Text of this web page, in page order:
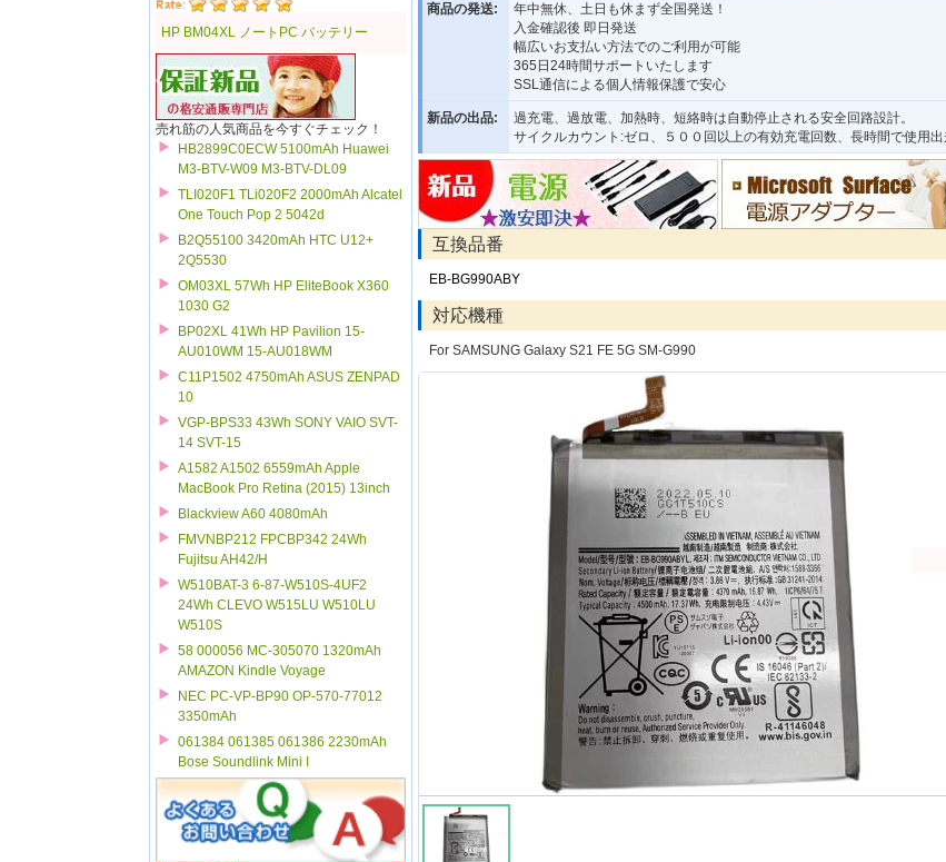
HP BM04XL ノートPC バッテリー
売れ筋の人気商品を今すぐチェック！
HB2899C0ECW 5100mAh Huawei
M3-BTV-W09 M3-BTV-DL09
TLI020F1 TLi020F2 2000mAh Alcatel
One Touch Pop 2 5042d
B2Q55100 3420mAh HTC U12+
2Q5530
OM03XL 57Wh HP EliteBook X360
1030 G2
BP02XL 41Wh HP Pavilion 15-
AU010WM 15-AU018WM
C11P1502 4750mAh ASUS ZENPAD
10
VGP-BPS33 43Wh SONY VAIO SVT-
14 SVT-15
A1582 A1502 6559mAh Apple
MacBook Pro Retina (2015) 13inch
Blackview A60 4080mAh
FMVNBP212 FPCBP342 24Wh
Fujitsu AH42/H
W510BAT-3 6-87-W510S-4UF2
24Wh CLEVO W515LU W510LU
W510S
58 000056 MC-305070 1320mAh
AMAZON Kindle Voyage
NEC PC-VP-BP90 OP-570-77012
3350mAh
061384 061385 061386 2230mAh
Bose Soundlink Mini I
商品の発送:
年中無休、土日も休まず全国発送！
入金確認後 即日発送
幅広いお支払い方法でのご利用が可能
365日24時間サポートいたします
SSL通信による個人情報保護で安心
新品の出品:
過充電、過放電、加熱時、短絡時は自動停止される安全回路設計。
サイクルカウント:ゼロ、５００回以上の有効充電回数、長時間で使用出
互換品番
EB-BG990ABY
対応機種
For SAMSUNG Galaxy S21 FE 5G SM-G990